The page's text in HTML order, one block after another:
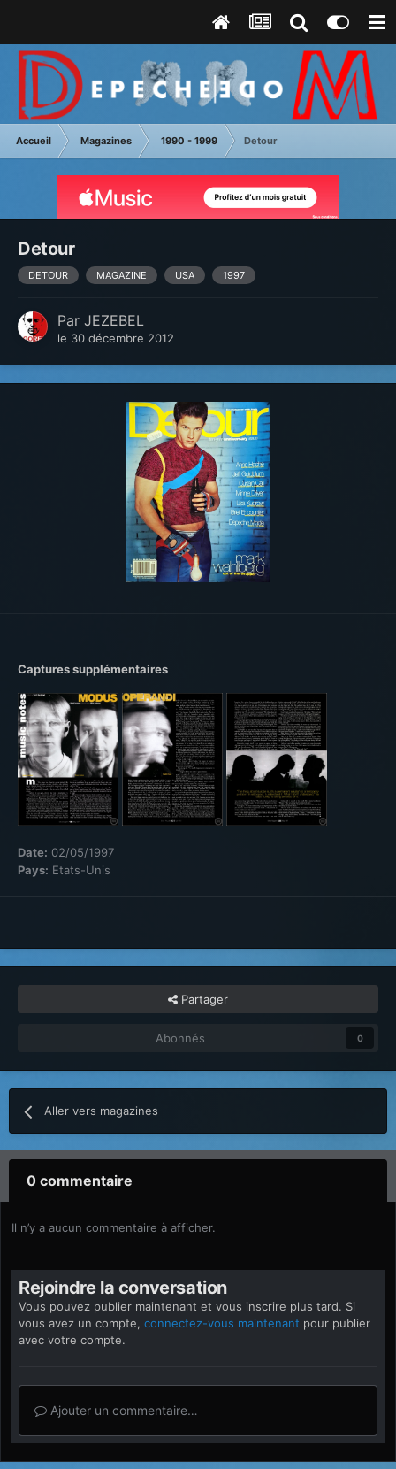
Accueil Magazines 1990 - 1999 Detour
Detour
DETOUR MAGAZINE USA 1997
Par JEZEBEL
le 30 décembre 2012
Captures supplémentaires
Date: 02/05/1997
Pays: Etats-Unis
Partager
Abonnés 0
Aller vers magazines
0 commentaire
Il n’y a aucun commentaire à afficher.
Rejoindre la conversation
Vous pouvez publier maintenant et vous inscrire plus tard. Si
vous avez un compte, connectez-vous maintenant pour publier
avec votre compte.
Ajouter un commentaire…